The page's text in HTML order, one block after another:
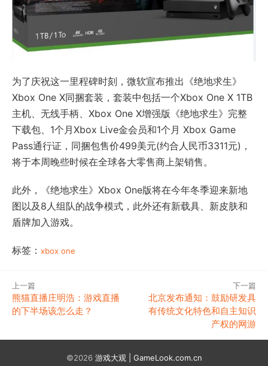
为了庆祝这一里程碑时刻，微软宣布推出《绝地求生》
Xbox One X同捆套装，套装中包括一个Xbox One X 1TB
主机、无线手柄、Xbox One X增强版《绝地求生》完整
下载包、1个月Xbox Live金会员和1个月 Xbox Game
Pass通行证，同捆包售价499美元(约合人民币3311元)，
将于本周晚些时候在全球各大零售商上架销售。
此外，《绝地求生》Xbox One版将在今年冬季迎来新地
图以及8人组队的战争模式，此外还有新载具、新皮肤和
盾牌加入游戏。
标签： xbox one
上一篇
熊猫直播庄明浩：游戏直播
的下半场该怎么走？
下一篇
北京发布通知：鼓励研发具
有传统文化特色和自主知识
产权的网游
©2026 游戏大观 | GameLook.com.cn